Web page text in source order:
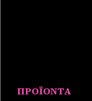
ΠΡΟΪΌΝΤΑ